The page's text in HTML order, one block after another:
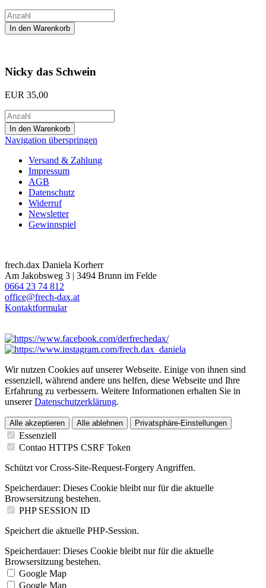
Nicky das Schwein
EUR 35,00
Navigation überspringen
Versand & Zahlung
Impressum
AGB
Datenschutz
Widerruf
Newsletter
Gewinnspiel
frech.dax Daniela Korherr
Am Jakobsweg 3 | 3494 Brunn im Felde
0664 23 74 812
office@frech-dax.at
Kontaktformular
Wir nutzen Cookies auf unserer Webseite. Einige von ihnen sind
essenziell, während andere uns helfen, diese Webseite und Ihre
Erfahrung zu verbessern. Weitere Informationen erhalten Sie in
unsererDatenschutzerklärung.
Alle akzeptieren Alle ablehnen Privatsphäre-Einstellungen
Essenziell
Contao HTTPS CSRF Token
Schützt vor Cross-Site-Request-Forgery Angriffen.
Speicherdauer: Dieses Cookie bleibt nur für die aktuelle
Browsersitzung bestehen.
PHP SESSION ID
Speichert die aktuelle PHP-Session.
Speicherdauer: Dieses Cookie bleibt nur für die aktuelle
Browsersitzung bestehen.
Google Map
Google Map